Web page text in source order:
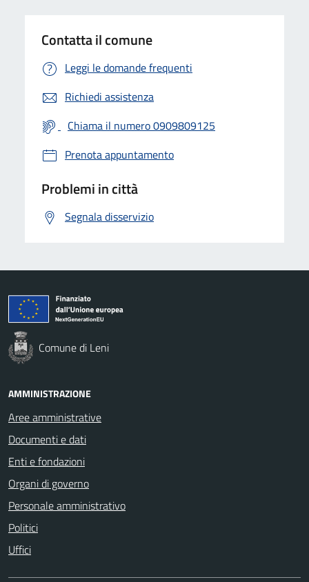
Contatta il comune
Leggi le domande frequenti
Richiedi assistenza
Chiama il numero 0909809125
Prenota appuntamento
Problemi in città
Segnala disservizio
Comune di Leni
AMMINISTRAZIONE
Aree amministrative
Documenti e dati
Enti e fondazioni
Organi di governo
Personale amministrativo
Politici
Uffici